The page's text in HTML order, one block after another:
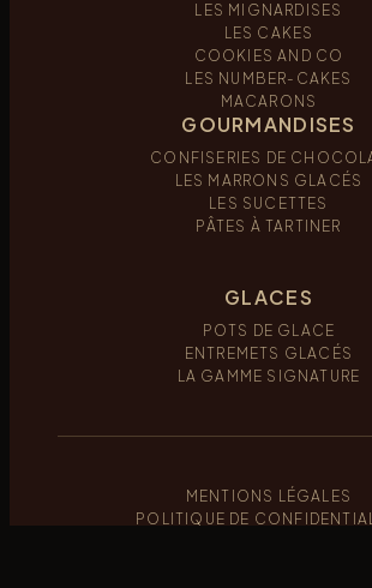
LES MIGNARDISES
LES CAKES
COOKIES AND CO
LES NUMBER-CAKES
MACARONS
GOURMANDISES
CONFISERIES DE
LES MARRONS GLACÉS
LES SUCETTES
PÂTES À TARTINER
GLACES
POTS DE GLACE
ENTREMETS GLACÉS
LA GAMME SIGNATURE
MENTIONS LÉGALES
POLITIQUE DE